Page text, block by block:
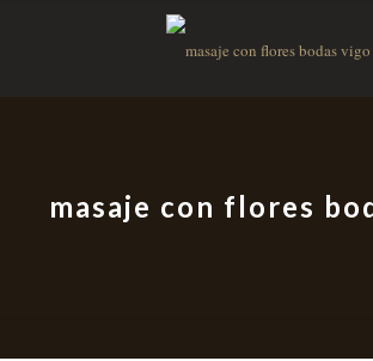
masaje con flores